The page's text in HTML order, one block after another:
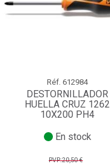
Réf. 612984
DESTORNILLADOR
HUELLA CRUZ 1262
10X200 PH4
En stock
PVP:20,50 €